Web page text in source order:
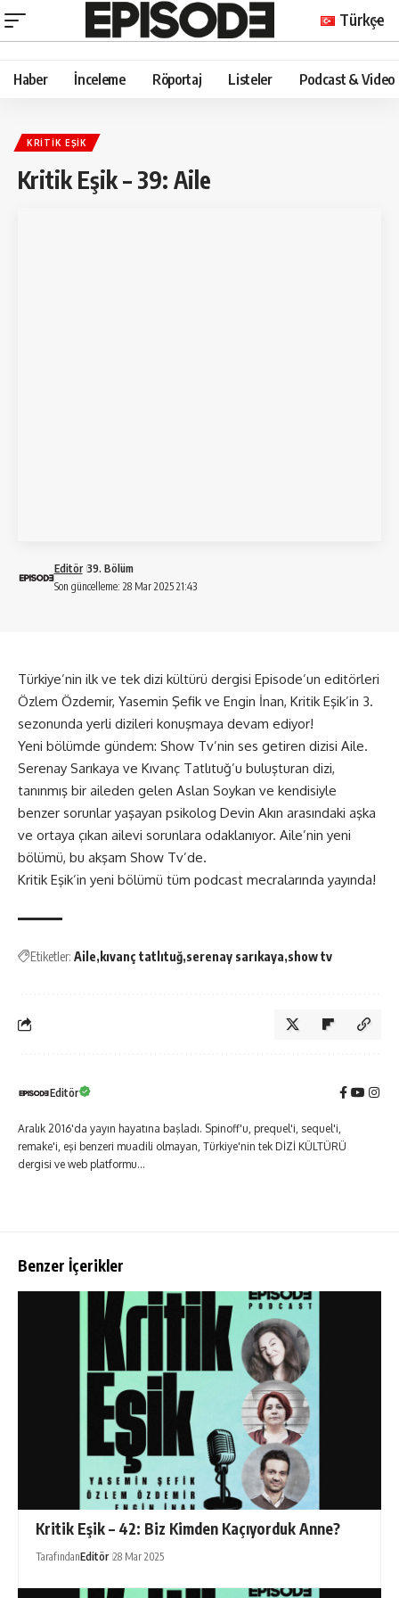
Türkçe
Haber İnceleme Röportaj Listeler Podcast & Video
KRITIK EŞIK
Kritik Eşik – 39: Aile
Son güncelleme: 28 Mar 2025 21:43
Editör 39. Bölüm
Türkiye’nin ilk ve tek dizi kültürü dergisi Episode’un editörleri
Özlem Özdemir, Yasemin Şefik ve Engin İnan, Kritik Eşik’in 3.
sezonunda yerli dizileri konuşmaya devam ediyor!
Yeni bölümde gündem: Show Tv’nin ses getiren dizisi Aile.
Serenay Sarıkaya ve Kıvanç Tatlıtuğ’u buluşturan dizi,
tanınmış bir aileden gelen Aslan Soykan ve kendisiyle
benzer sorunlar yaşayan psikolog Devin Akın arasındaki aşka
ve ortaya çıkan ailevi sorunlara odaklanıyor. Aile’nin yeni
bölümü, bu akşam Show Tv’de.
Kritik Eşik’in yeni bölümü tüm podcast mecralarında yayında!
Etiketler: Aile kıvanç tatlıtuğ serenay sarıkaya show tv
Editör
Aralık 2016'da yayın hayatına başladı. Spinoff'u, prequel'i, sequel'i,
remake'i, eşi benzeri muadili olmayan, Türkiye'nin tek DİZİ KÜLTÜRÜ
dergisi ve web platformu...
Benzer İçerikler
Kritik Eşik – 42: Biz Kimden Kaçıyorduk Anne?
TarafındanEditör 28 Mar 2025